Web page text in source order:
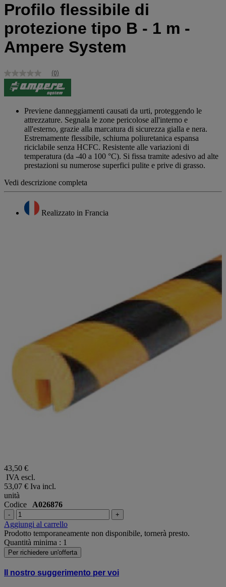
Profilo flessibile di
protezione tipo B - 1 m -
Ampere System
Nessuna
valutazione
Stesso
pagina.
(0)
Previene danneggiamenti causati da urti, proteggendo le
attrezzature. Segnala le zone pericolose all'interno e
all'esterno, grazie alla marcatura di sicurezza gialla e nera.
Estremamente flessibile, schiuma poliuretanica espansa
riciclabile senza HCFC. Resistente alle variazioni di
temperatura (da -40 a 100 °C). Si fissa tramite adesivo ad alte
prestazioni su numerose superfici pulite e prive di grasso.
Vedi descrizione completa
Realizzato in Francia
43,50 €
IVA escl.
53,07 € Iva incl.
unità
Codice A026876
- +
Aggiungi al carrello
Prodotto temporaneamente non disponibile, tornerà presto.
Quantità minima : 1
Per richiedere un'offerta
Il nostro suggerimento per voi